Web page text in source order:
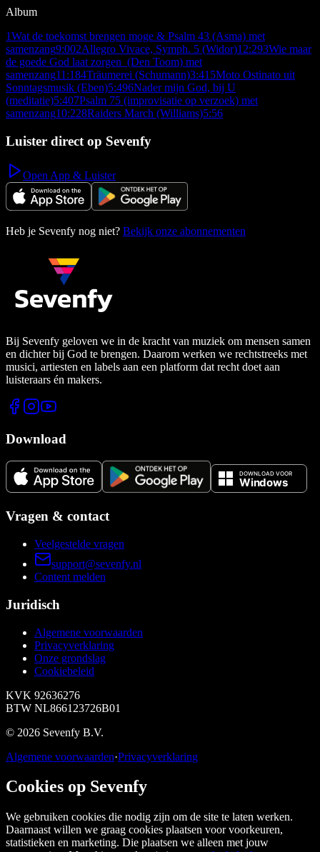
Album
1Wat de toekomst brengen moge & Psalm 43 (Asma) met
samenzang9:002Allegro Vivace, Symph. 5 (Widor)12:293Wie maar
de goede God laat zorgen (Den Toom) met
samenzang11:184Träumerei (Schumann)3:41 5Moto Ostinato uit
Sonntagsmusik (Eben)5:496Nader mijn God, bij U
(meditatie)5:407Psalm 75 (improvisatie op verzoek) met
samenzang10:228Raiders March (Williams)5:56
Luister direct op Sevenfy
Open App & Luister
Heb je Sevenfy nog niet? Bekijk onze abonnementen
Bij Sevenfy geloven we in de kracht van muziek om mensen samen
en dichter bij God te brengen. Daarom werken we rechtstreeks met
musici, artiesten en labels aan een platform dat recht doet aan
luisteraars én makers.
Download
Vragen & contact
Veelgestelde vragen
support@sevenfy.nl
Content melden
Juridisch
Algemene voorwaarden
Privacyverklaring
Onze grondslag
Cookiebeleid
KVK 92636276
BTW NL866123726B01
© 2026 Sevenfy B.V.
Algemene voorwaarden·Privacyverklaring
Cookies op Sevenfy
We gebruiken cookies die nodig zijn om de site te laten werken.
Daarnaast willen we graag cookies plaatsen voor voorkeuren,
statistieken en marketing. Die plaatsen we alleen met jouw